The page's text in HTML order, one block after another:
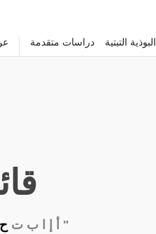
البوذية التبتية دراسات متقدمة
" ب ت ح